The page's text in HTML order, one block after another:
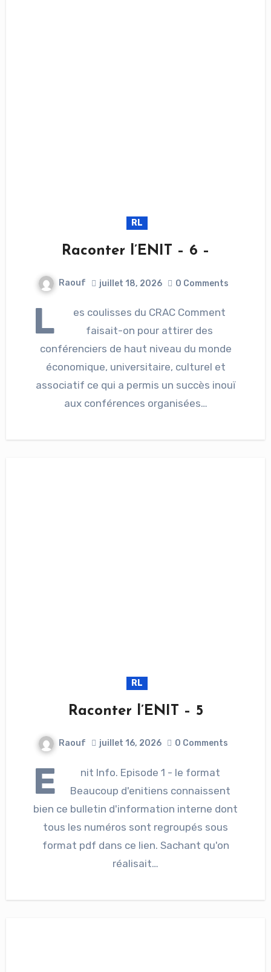
RL
Raconter l’ENIT – 6 –
Raouf juillet 18, 2026 0 Comments
L
es coulisses du CRAC Comment
faisait-on pour attirer des
conférenciers de haut niveau du monde
économique, universitaire, culturel et
associatif ce qui a permis un succès inouï
aux conférences organisées…
RL
Raconter l’ENIT – 5
Raouf juillet 16, 2026 0 Comments
E
nit Info. Episode 1 - le format
Beaucoup d'enitiens connaissent
bien ce bulletin d'information interne dont
tous les numéros sont regroupés sous
format pdf dans ce lien. Sachant qu'on
réalisait…